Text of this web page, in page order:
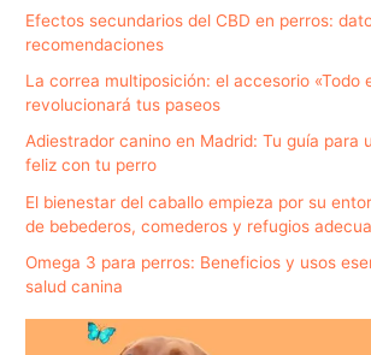
Efectos secundarios del CBD en perros:
recomendaciones
La correa multiposición: el accesorio «Todo
revolucionará tus paseos
Adiestrador canino en Madrid: Tu guía para
feliz con tu perro
El bienestar del caballo empieza por su
de bebederos, comederos y refugios
Omega 3 para perros: Beneficios y usos
salud canina